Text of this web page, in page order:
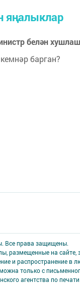
яңалыклар
белән
барган?
Все права защищены.
размещенные на сайте,
и распространение в
только с
агентства по